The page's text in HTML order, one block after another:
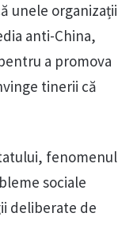
unele organizații
anti-China,
a promova
tinerii că
fenomenul
sociale
deliberate de